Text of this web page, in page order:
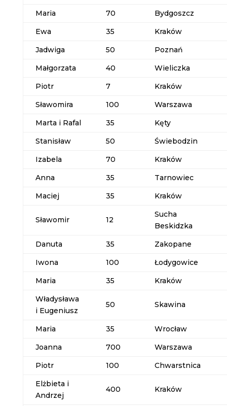
Maria
70
Bydgoszcz
Ewa
35
Kraków
Jadwiga
50
Poznań
Małgorzata
40
Wieliczka
Piotr
7
Kraków
Sławomira
100
Warszawa
Marta i Rafal
35
Kęty
Stanisław
50
Świebodzin
Izabela
70
Kraków
Anna
35
Tarnowiec
Maciej
35 Kraków
Sławomir 12
Sucha
Beskidzka
Danuta
35
Zakopane
Iwona
100
Łodygowice
Maria
35
Kraków
Władysława
i Eugeniusz
50 Skawina
Maria 35
Wrocław
Joanna
700
Warszawa
Piotr
100
Chwarstnica
Elżbieta i
Andrzej
400 Kraków